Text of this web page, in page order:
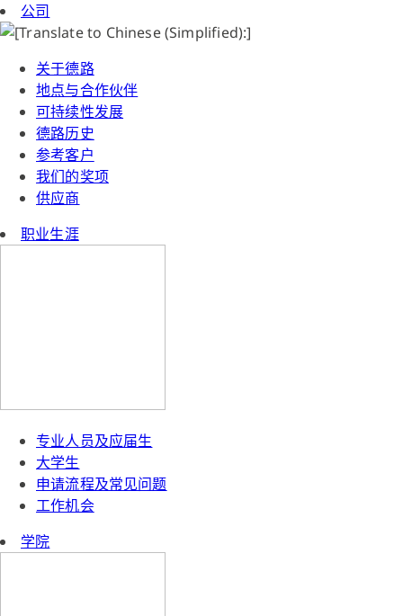
公司
关于德路
地点与合作伙伴
可持续性发展
德路历史
参考客户
我们的奖项
供应商
职业生涯
专业人员及应届生
大学生
申请流程及常见问题
工作机会
学院